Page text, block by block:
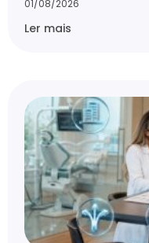
01/08/2026
Ler mais